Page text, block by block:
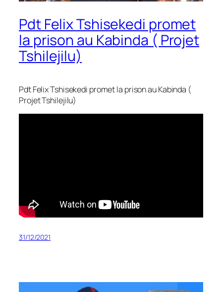
Pdt Felix Tshisekedi promet
la prison au Kabinda ( Projet
Tshilejilu)
Pdt Felix Tshisekedi promet la prison au Kabinda (
Projet Tshilejilu)
31/12/2021